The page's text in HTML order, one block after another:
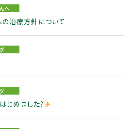
へ
治療方針について
めました?